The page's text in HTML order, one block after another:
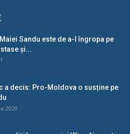
Sandu este de a-l îngropa pe
și...
a decis: Pro-Moldova o susține pe
2020